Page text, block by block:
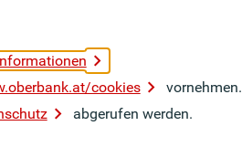
Cookie Einstellungen übernehmen
cookies
vornehmen.
abgerufen werden.